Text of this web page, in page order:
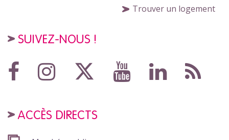
Trouver un logement
SUIVEZ-NOUS !
ACCÈS DIRECTS